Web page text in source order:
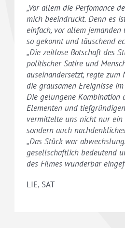
„Vor allem die Perfomance
mich beeindruckt. Denn es
einfach, vor allem
so gekonnt und täuschend
„Die zeitlose Botschaft des
politischer Satire und
auseinandersetzt, regte zum
die grausamen Ereignisse
Die gelungene Kombination
Elementen und
vermittelte uns nicht nur ein
sondern auch
„Das Stück war
gesellschaftlich bedeutend
des Filmes wunderbar
LIE, SAT